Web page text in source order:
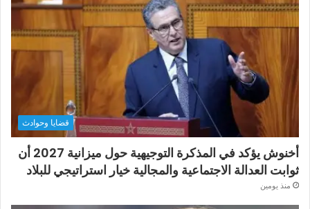
قضايا وحوادث
أخنوش يؤكد في المذكرة التوجيهية حول ميزانية 2027 أن
ثوابت العدالة الاجتماعية والمجالية خيار استراتيجي للبلاد
منذ يومين